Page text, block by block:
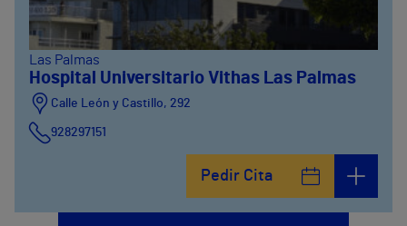
Las Palmas
Hospital Universitario Vithas Las Palmas
Calle León y Castillo, 292
928297151
Pedir Cita